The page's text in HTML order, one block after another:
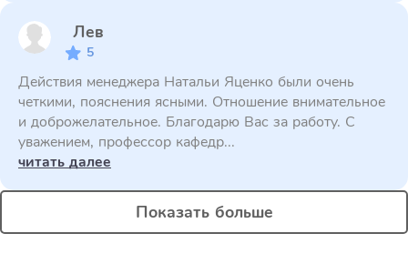
Лев
5
Действия менеджера Натальи Яценко были очень
четкими, пояснения ясными. Отношение внимательное
и доброжелательное. Благодарю Вас за работу. С
уважением, профессор кафедр...
читать далее
Показать больше